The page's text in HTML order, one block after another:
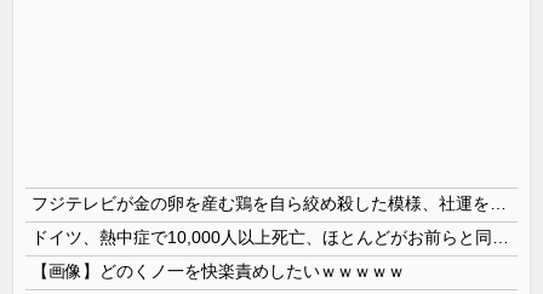
【画像】どのくノ一を快楽責めしたいｗｗｗｗｗ